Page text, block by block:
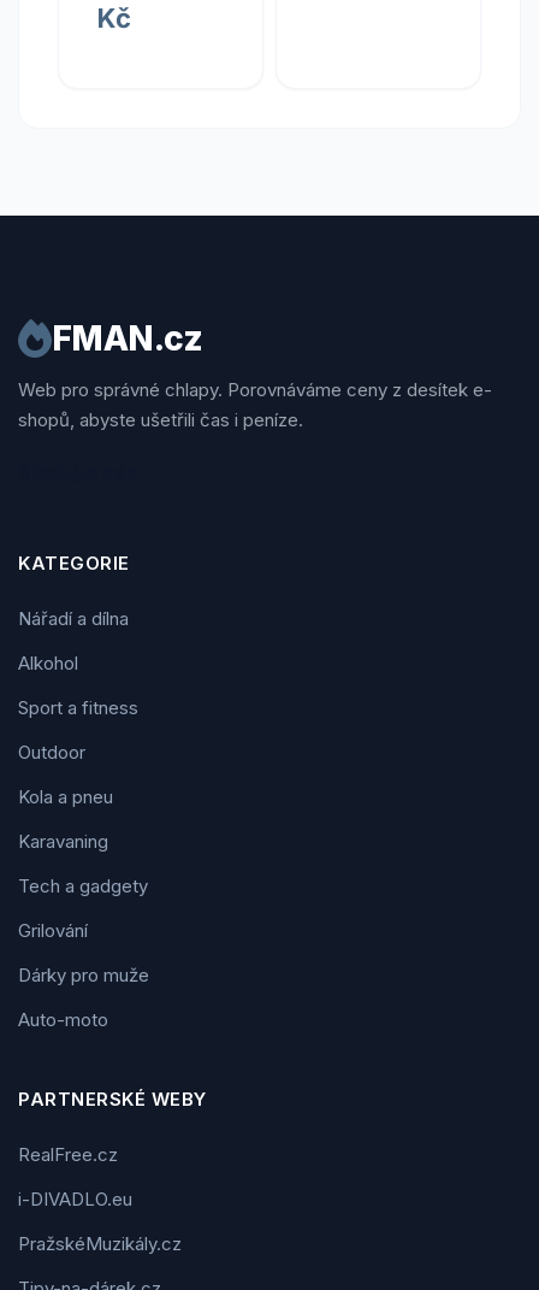
Kč
FMAN.cz
Web pro správné chlapy. Porovnáváme ceny z desítek e-
shopů, abyste ušetřili čas i peníze.
KATEGORIE
Nářadí a dílna
Alkohol
Sport a fitness
Outdoor
Kola a pneu
Karavaning
Tech a gadgety
Grilování
Dárky pro muže
Auto-moto
PARTNERSKÉ WEBY
RealFree.cz
i-DIVADLO.eu
PražskéMuzikály.cz